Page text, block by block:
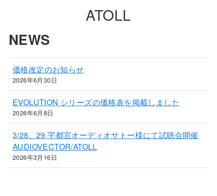
ATOLL
NEWS
価格改定のお知らせ
2026年6月30日
EVOLUTION シリーズの価格表を掲載しました
2026年6月8日
3/28、29 宇都宮オーディオサトー様にて試聴会開催
AUDIOVECTOR/ATOLL
2026年3月16日